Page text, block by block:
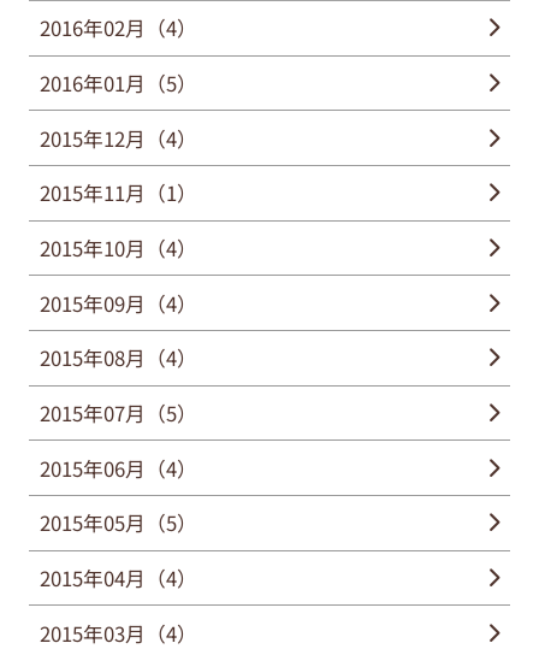
2016年02月（4）
2016年01月（5）
2015年12月（4）
2015年11月（1）
2015年10月（4）
2015年09月（4）
2015年08月（4）
2015年07月（5）
2015年06月（4）
2015年05月（5）
2015年04月（4）
2015年03月（4）